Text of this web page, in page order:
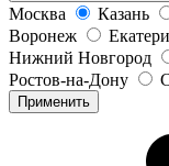
Москва Казань
Воронеж
Нижний Новгород
Ростов-на-Дону
Применить